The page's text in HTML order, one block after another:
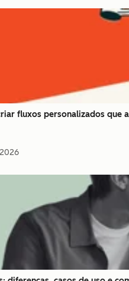
fluxos personalizados que